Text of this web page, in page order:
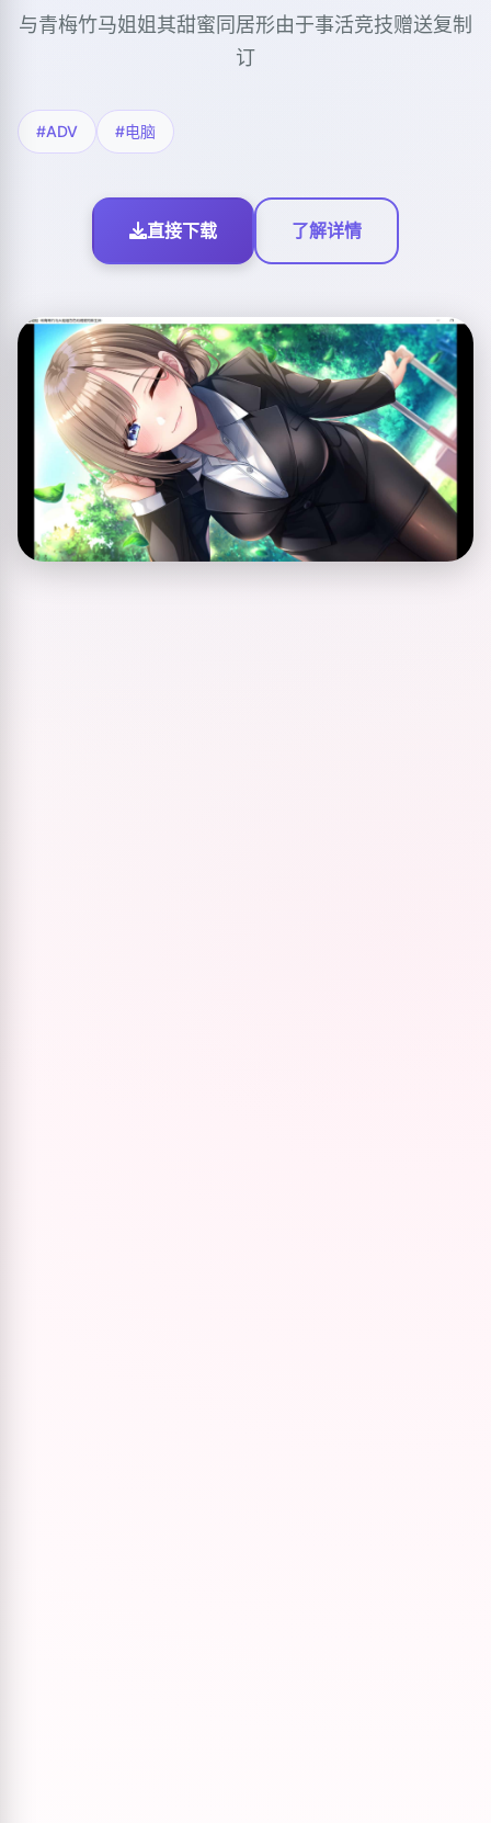
与青梅竹马姐姐其甜蜜同居形由于事活竞技赠送复制
订
#ADV #电脑
直接下载 了解详情